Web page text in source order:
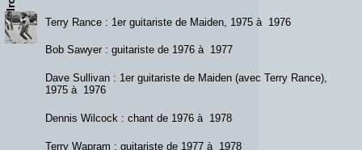
Terry Rance : 1er guitariste de Maiden, 1975 à 1976
Bob Sawyer : guitariste de 1976 à 1977
Dave Sullivan : 1er guitariste de Maiden (avec Terry Rance),
1975 à 1976
Dennis Wilcock : chant de 1976 à 1978
Terry Wapram : guitariste de 1977 à 1978